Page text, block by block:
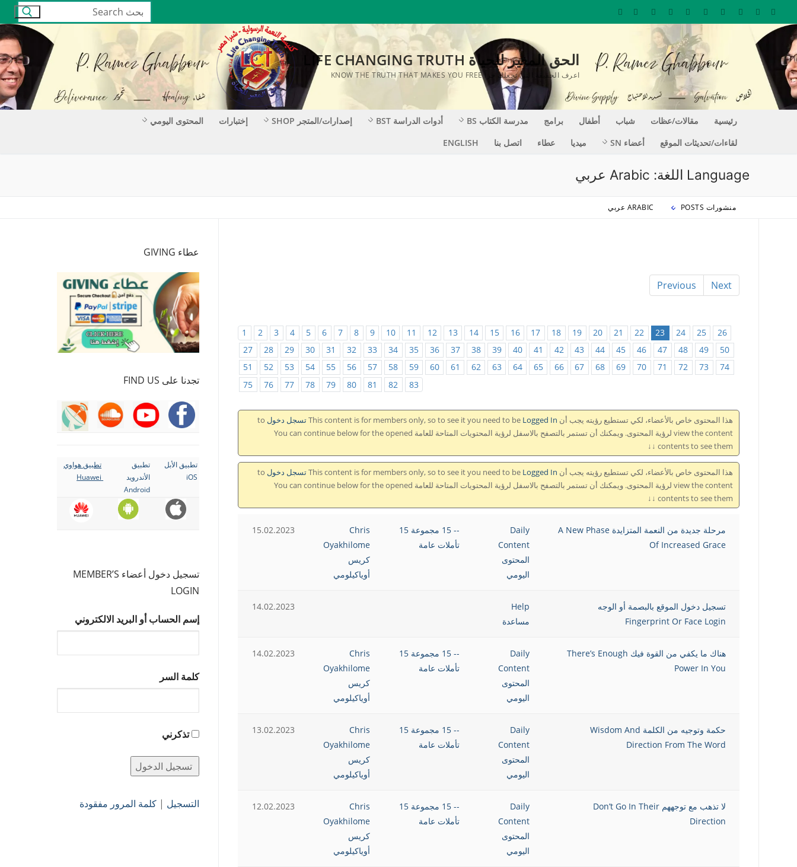
التجاوز
إلى
المحتوى
البحث
عن:
الحق المغير للحياة LIFE CHANGING TRUTH
اعرف الحقيقة التي تجعلك حراً KNOW THE TRUTH THAT MAKES YOU FREE
رئيسية مقالات/عظات شباب أطفال برامج مدرسة الكتاب BS أدوات الدراسة BST إصدارات/المتجر SHOP إختبارات
المحتوى اليومي
لقاءات/تحديثات الموقع
أعضاء SN ميديا عطاء اتصل بنا ENGLISH
Language اللغة: Arabic عربي
منشورات POSTS ARABIC عربي
Previous Next
1 2 3 4 5 6 7 8 9 10 11 12 13 14 15 16 17 18 19 20 21 22 23 24 25
26
27
28 29 30 31 32 33 34 35 36 37 38 39 40 41 42 43 44 45 46 47 48 49
50
51
52 53 54 55 56 57 58 59 60 61 62 63 64 65 66 67 68 69 70 71 72 73
74
75
76 77 78 79 80 81 82 83
هذا المحتوى خاص بالأعضاء، لكي تستطيع رؤيته يجب أن This content is for members only, so to see it you need to be Logged In تسجل دخول
to
view the content لرؤية المحتوى. ويمكنك أن تستمر بالتصفح بالاسفل لرؤية المحتويات المتاحة للعامة You can continue below for the opened
contents to see them ↓↓
هذا المحتوى خاص بالأعضاء، لكي تستطيع رؤيته يجب أن This content is for members only, so to see it you need to be Logged In تسجل دخول
to
view the content لرؤية المحتوى. ويمكنك أن تستمر بالتصفح بالاسفل لرؤية المحتويات المتاحة للعامة You can continue below for the opened
contents to see them ↓↓
مرحلة جديدة من النعمة المتزايدة A New Phase
Of Increased Grace
Daily
Content
المحتوى
اليومي
-- 15 مجموعة 15
تأملات عامة
Chris
Oyakhilome
كريس
أوياكيلومي
15.02.2023
تسجيل دخول الموقع بالبصمة أو الوجه
Fingerprint Or Face Login
Help
مساعدة
14.02.2023
هناك ما يكفي من القوة فيك There’s Enough
Power In You
Daily
Content
المحتوى
اليومي
-- 15 مجموعة 15
تأملات عامة
Chris
Oyakhilome
كريس
أوياكيلومي
14.02.2023
حكمة وتوجيه من الكلمة Wisdom And
Direction From The Word
Daily
Content
المحتوى
اليومي
-- 15 مجموعة 15
تأملات عامة
Chris
Oyakhilome
كريس
أوياكيلومي
13.02.2023
لا تذهب مع توجههم Don’t Go In Their
Direction
Daily
Content
المحتوى
اليومي
-- 15 مجموعة 15
تأملات عامة
Chris
Oyakhilome
كريس
أوياكيلومي
12.02.2023
عطاء GIVING
تجدنا على FIND US
تطبيق الأبل
iOS
تطبيق
الأندرويد
Android
تطبيق هواوي
تسجيل دخول أعضاء MEMBER’S
LOGIN
إسم الحساب أو البريد الالكتروني
كلمة السر
تذكرني
التسجيل | كلمة المرور مفقودة